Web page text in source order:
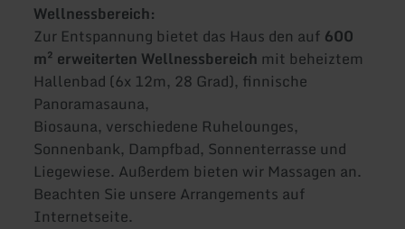
Wellnessbereich:
Zur Entspannung bietet das Haus den auf 600
m² erweiterten Wellnessbereich mit beheiztem
Hallenbad (6x 12m, 28 Grad), finnische
Panoramasauna,
Biosauna, verschiedene Ruhelounges,
Sonnenbank, Dampfbad, Sonnenterrasse und
Liegewiese. Außerdem bieten wir Massagen an.
Beachten Sie unsere Arrangements auf
Internetseite.